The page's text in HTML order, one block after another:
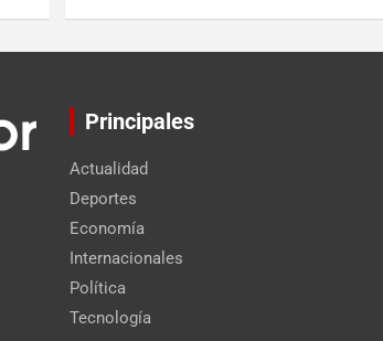
Principales
Actualidad
Deportes
Economía
Internacionales
Política
Tecnología